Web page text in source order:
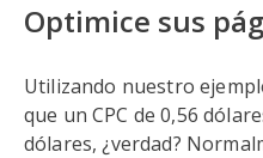
Optimice sus
Utilizando nuestro
que un CPC de 0,56
dólares, ¿verdad?